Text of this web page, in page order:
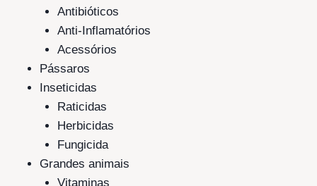
Antibióticos
Anti-Inflamatórios
Acessórios
Pássaros
Inseticidas
Raticidas
Herbicidas
Fungicida
Grandes animais
Vitaminas